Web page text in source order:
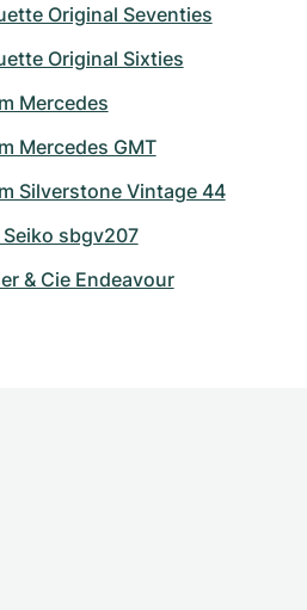
Original Seventies
Original Sixties
Mercedes
Mercedes GMT
Silverstone Vintage 44
Seiko sbgv207
& Cie Endeavour